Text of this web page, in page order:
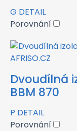
G DETAIL
Porovnání
Dvoudílná
BBM 870
P DETAIL
Porovnání